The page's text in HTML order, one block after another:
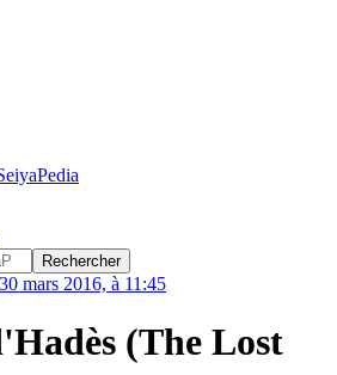
mars 2016, à 11:45
(The Lost